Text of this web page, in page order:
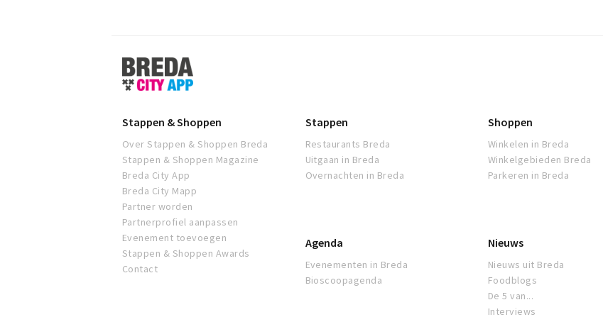
Stappen
&
Shoppen
Stappen & Shoppen
Over Stappen & Shoppen Breda
Stappen & Shoppen Magazine
Breda City App
Breda City Mapp
Partner worden
Partnerprofiel aanpassen
Evenement toevoegen
Stappen & Shoppen Awards
Contact
Stappen
Restaurants Breda
Uitgaan in Breda
Overnachten in Breda
Shoppen
Winkelen in Breda
Winkelgebieden Breda
Parkeren in Breda
Agenda
Evenementen in Breda
Bioscoopagenda
Nieuws
Nieuws uit Breda
Foodblogs
De 5 van...
Interviews